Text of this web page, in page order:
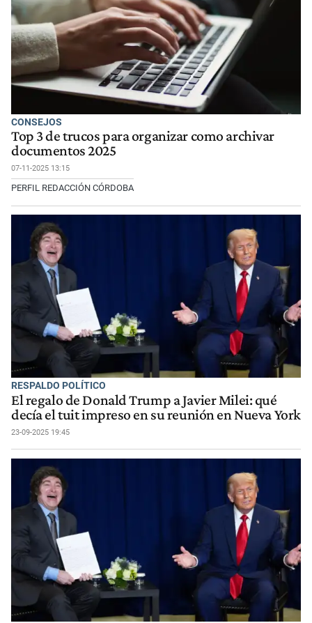
CONSEJOS
Top 3 de trucos para organizar como archivar
documentos 2025
07-11-2025 13:15
PERFIL REDACCIÓN CÓRDOBA
RESPALDO POLÍTICO
El regalo de Donald Trump a Javier Milei: qué
decía el tuit impreso en su reunión en Nueva York
23-09-2025 19:45